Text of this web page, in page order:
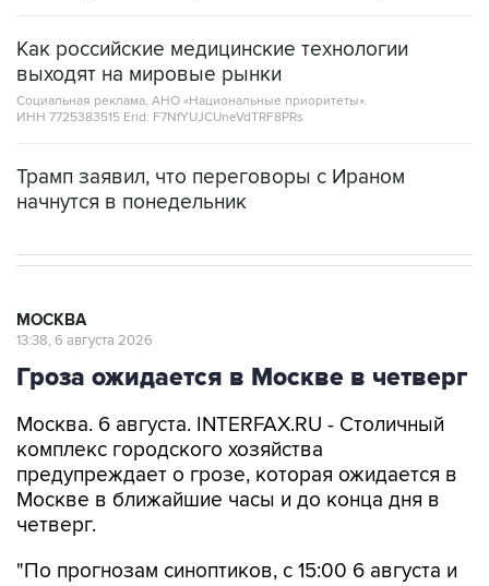
Как российские медицинские технологии
выходят на мировые рынки
Социальная реклама, АНО «Национальные приоритеты».
ИНН 7725383515 Erid: F7NfYUJCUneVdTRF8PRs
Трамп заявил, что переговоры с Ираном
начнутся в понедельник
МОСКВА
13:38, 6 августа 2026
Гроза ожидается в Москве в четверг
Москва. 6 августа. INTERFAX.RU - Столичный
комплекс городского хозяйства
предупреждает о грозе, которая ожидается в
Москве в ближайшие часы и до конца дня в
четверг.
"По прогнозам синоптиков, с 15:00 6 августа и